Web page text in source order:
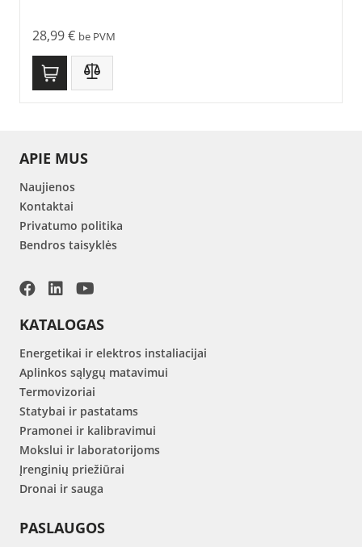
28,99€ be PVM
APIE MUS
Naujienos
Kontaktai
Privatumo politika
Bendros taisyklės
KATALOGAS
Energetikai ir elektros instaliacijai
Aplinkos sąlygų matavimui
Termovizoriai
Statybai ir pastatams
Pramonei ir kalibravimui
Mokslui ir laboratorijoms
Įrenginių priežiūrai
Dronai ir sauga
PASLAUGOS